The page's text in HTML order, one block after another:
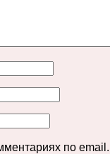
по email.